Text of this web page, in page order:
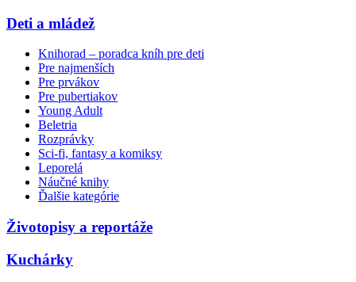
Deti a mládež
Knihorad – poradca kníh pre deti
Pre najmenších
Pre prvákov
Pre pubertiakov
Young Adult
Beletria
Rozprávky
Sci-fi, fantasy a komiksy
Leporelá
Náučné knihy
Ďalšie kategórie
Životopisy a reportáže
Kuchárky